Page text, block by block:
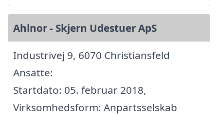
Ahlnor - Skjern Udestuer ApS
Industrivej 9, 6070 Christiansfeld
Ansatte:
Startdato: 05. februar 2018,
Virksomhedsform: Anpartsselskab